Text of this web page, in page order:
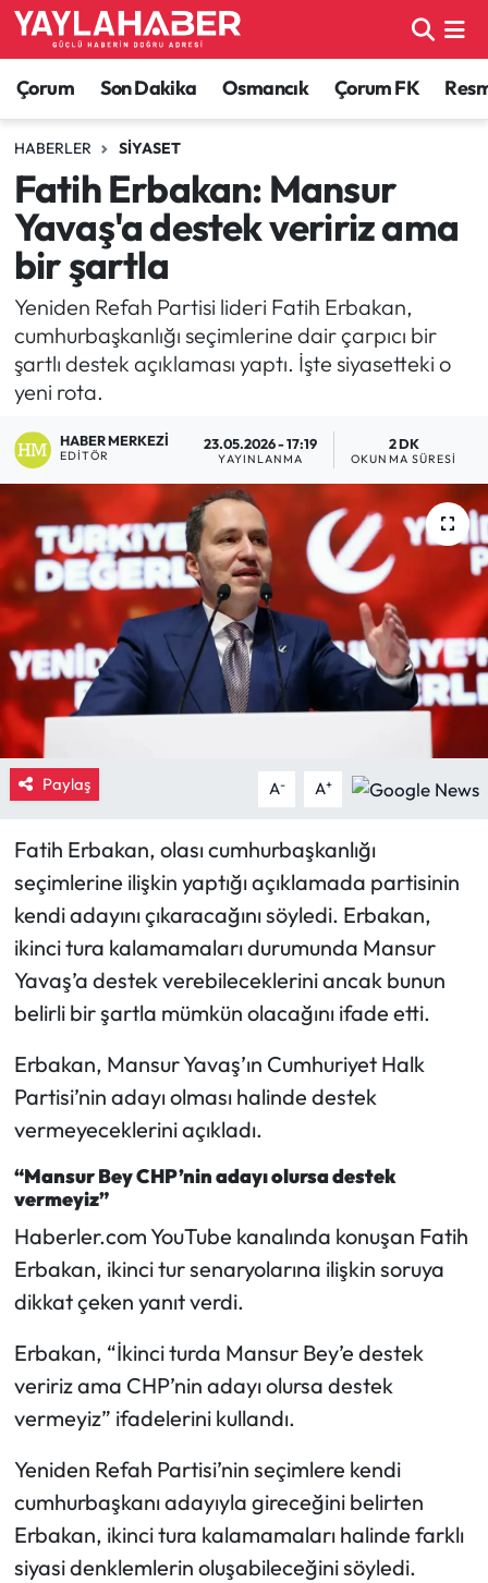
Çorum Son Dakika Osmancık Çorum FK
HABERLER SIYASET
Fatih Erbakan: Mansur
Yavaş'a destek veririz ama
bir şartla
Yeniden Refah Partisi lideri Fatih Erbakan,
cumhurbaşkanlığı seçimlerine dair çarpıcı bir
şartlı destek açıklaması yaptı. İşte siyasetteki o
yeni rota.
HABER MERKEZI
EDITÖR
23.05.2026 - 17:19
YAYINLANMA
2 DK
OKUNMA SÜRESI
Paylaş A- A+
Fatih Erbakan, olası cumhurbaşkanlığı
seçimlerine ilişkin yaptığı açıklamada partisinin
kendi adayını çıkaracağını söyledi. Erbakan,
ikinci tura kalamamaları durumunda Mansur
Yavaş’a destek verebileceklerini ancak bunun
belirli bir şartla mümkün olacağını ifade etti.
Erbakan, Mansur Yavaş’ın Cumhuriyet Halk
Partisi’nin adayı olması halinde destek
vermeyeceklerini açıkladı.
“Mansur Bey CHP’nin adayı olursa destek
vermeyiz”
Haberler.com YouTube kanalında konuşan Fatih
Erbakan, ikinci tur senaryolarına ilişkin soruya
dikkat çeken yanıt verdi.
Erbakan, “İkinci turda Mansur Bey’e destek
veririz ama CHP’nin adayı olursa destek
vermeyiz” ifadelerini kullandı.
Yeniden Refah Partisi’nin seçimlere kendi
cumhurbaşkanı adayıyla gireceğini belirten
Erbakan, ikinci tura kalamamaları halinde farklı
siyasi denklemlerin oluşabileceğini söyledi.
Alaca Haberleri
Bayat Haberleri
Bilgi - Keşfet Haberleri
Bilim ve Teknoloji
Boğazkale Haberleri
Çorum Haberleri
Eğitim
Ekonomi
Güncel
İskilip Haberleri
Kimdir?
Kültür Sanat
Laçin Haberleri
Magazin
Mecitözü Haberleri
Oğuzlar Haberleri
Ortaköy Haberleri
Osmancık Haberleri
Otomotiv
Resmi İlan
Resmi Reklam
Sağlık
Siyaset
Spor
Çorum Nöbetçi Eczaneler
Çorum Hava Durumu
Çorum Namaz Vakitleri
Çorum Trafik Yoğunluk Haritası
TFF 1.Lig Puan Durumu ve Fikstür
Tüm Manşetler